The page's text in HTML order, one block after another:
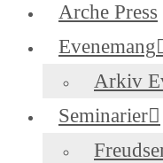
Arche Press
Evenemang
Arkiv
Seminarier